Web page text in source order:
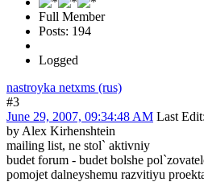
Full Member
Posts: 194
Logged
nastroyka netxms (rus)
#3
June 29, 2007, 09:34:48 AM Last Edit
by Alex Kirhenshtein
mailing list, ne stol` aktivniy
budet forum - budet bolshe
pomojet dalneyshemu razvitiyu